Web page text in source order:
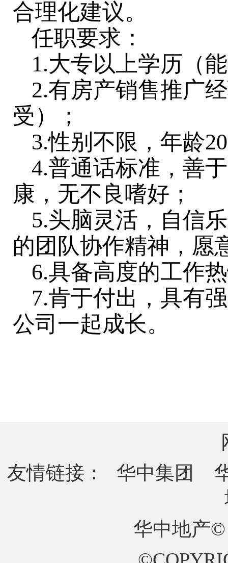
合理化建议。
任职要求：
1.大专以上学历（
2.有房产销售推广
受）；
3.性别不限，年龄
4.普通话标准，善
康，无不良嗜好；
5.头脑灵活，自信
的团队协作精神，愿
6.具备高度的工作
7.肯于付出，具有
公司一起成长。
友情链接：
华中集团
华中地产